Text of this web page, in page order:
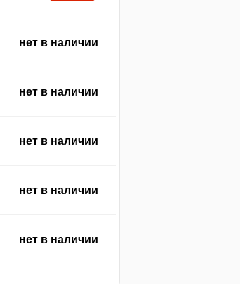
нет в наличии
нет в наличии
нет в наличии
нет в наличии
нет в наличии